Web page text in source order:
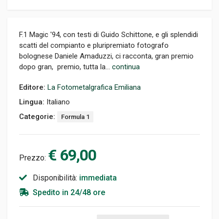
F.1 Magic '94, con testi di Guido Schittone, e gli splendidi
scatti del compianto e pluripremiato fotografo
bolognese Daniele Amaduzzi, ci racconta, gran premio
dopo gran, premio, tutta la... continua
Editore: La Fotometalgrafica Emiliana
Lingua: Italiano
Categorie:
Formula 1
Prezzo: € 69,00
Disponibilità: immediata
Spedito in 24/48 ore